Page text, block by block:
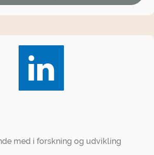
med i forskning og udvikling